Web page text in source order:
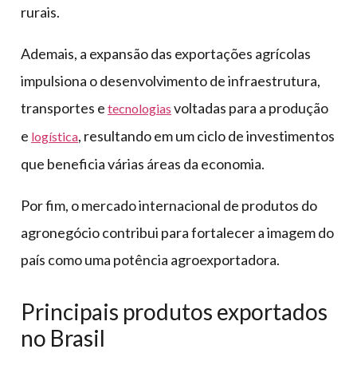
rurais.
Ademais, a expansão das exportações agrícolas
impulsiona o desenvolvimento de infraestrutura,
transportes e tecnologias voltadas para a produção
e logística, resultando em um ciclo de investimentos
que beneficia várias áreas da economia.
Por fim, o mercado internacional de produtos do
agronegócio contribui para fortalecer a imagem do
país como uma potência agroexportadora.
Principais produtos exportados
no Brasil